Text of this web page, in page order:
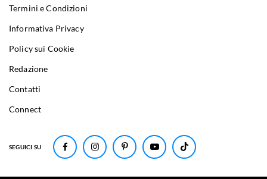
SEGUICI SU
Termini e Condizioni
Informativa Privacy
Policy sui Cookie
Redazione
Contatti
Connect